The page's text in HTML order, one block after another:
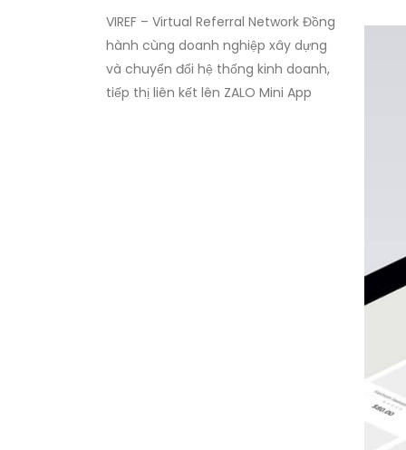
VIREF – Virtual Referral Network Đồng
hành cùng doanh nghiệp xây dựng
và chuyển đổi hệ thống kinh doanh,
tiếp thị liên kết lên ZALO Mini App